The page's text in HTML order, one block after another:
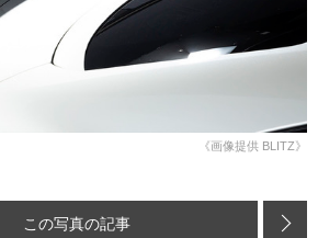
《画像提供 BLITZ》
この写真の記事